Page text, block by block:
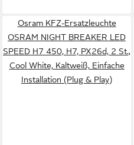
Osram KFZ-Ersatzleuchte
OSRAM NIGHT BREAKER LED
SPEED H7 450, H7, PX26d, 2 St.,
Cool White, Kaltweiß, Einfache
Installation (Plug & Play)